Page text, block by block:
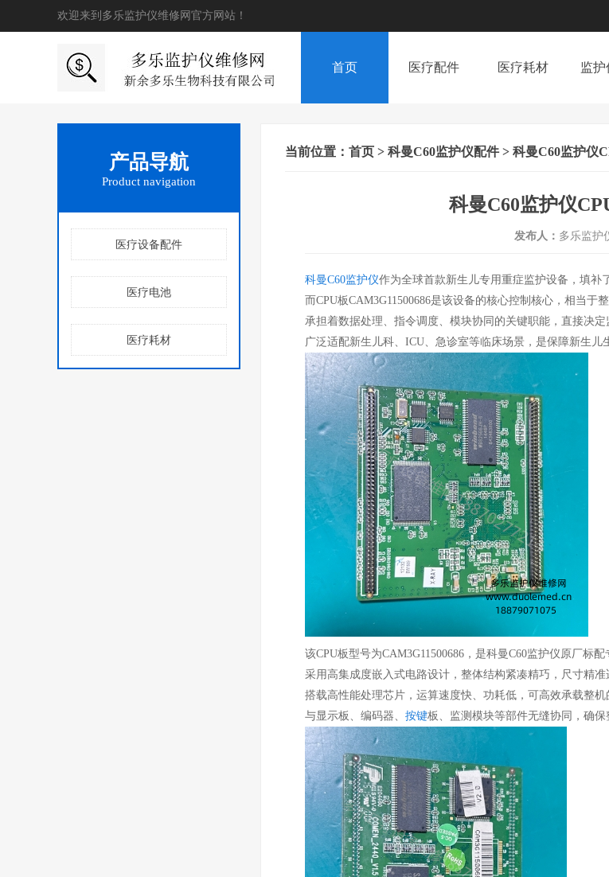
欢迎来到多乐监护仪维修网官方网站！
首页 医疗配件 医疗耗材 监护
产品导航
Product navigation
医疗设备配件
医疗电池
医疗耗材
当前位置： 首页 > 科曼C60监护仪配件> 科曼C60监护仪
科曼C60监护仪
发布人： 多乐监护
科曼C60监护仪作为全球首款新生儿专用重症监护设备，填补
而CPU板CAM3G11500686是该设备的核心控制核心，相当于整
承担着数据处理、指令调度、模块协同的关键职能，直接决定
广泛适配新生儿科、ICU、急诊室等临床场景，是保障新生儿
该CPU板型号为CAM3G11500686，是科曼C60监护仪原厂标
采用高集成度嵌入式电路设计，整体结构紧凑精巧，尺寸精准
搭载高性能处理芯片，运算速度快、功耗低，可高效承载整机
与显示板、编码器、 按键板、监测模块等部件无缝协同，确保